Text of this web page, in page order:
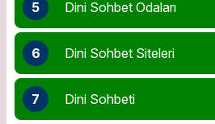
5 Dini Sohbet Odaları
6 Dini Sohbet Siteleri
7 Dini Sohbeti